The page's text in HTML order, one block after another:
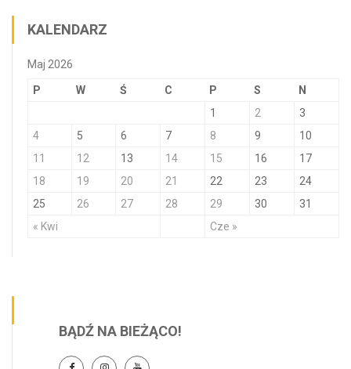
KALENDARZ
Maj 2026
P W Ś C P S N
« Kwi Cze »
1 2
3
4
5 6 7 8 9
10
11
12 13 14 15 16
17
18
19 20 21 22 23
24
25
26 27 28 29 30 31
BĄDŹ NA BIEŻĄCO!